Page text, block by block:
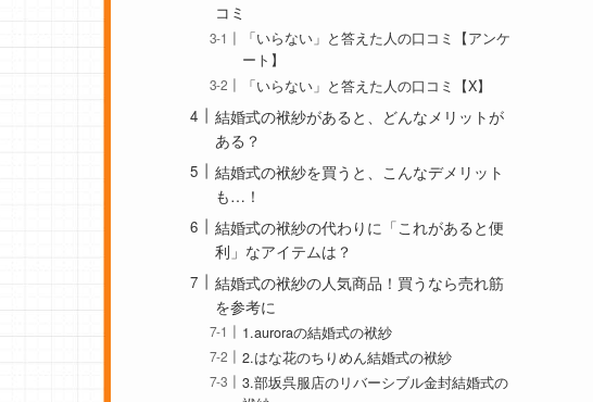
コミ
「いらない」と答えた人の口コミ【アンケ
ート】
「いらない」と答えた人の口コミ【X】
結婚式の袱紗があると、どんなメリットが
ある？
結婚式の袱紗を買うと、こんなデメリット
も…！
結婚式の袱紗の代わりに「これがあると便
利」なアイテムは？
結婚式の袱紗の人気商品！買うなら売れ筋
を参考に
1.auroraの結婚式の袱紗
2.はな花のちりめん結婚式の袱紗
3.部坂呉服店のリバーシブル金封結婚式の